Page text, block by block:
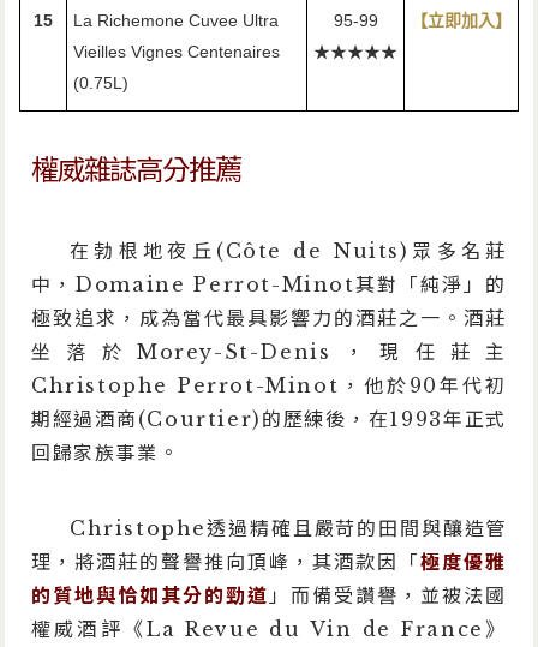
15
La Richemone Cuvee Ultra
Vieilles Vignes Centenaires
(0.75L)
95-99
★★★★★
【立即加入】
權威雜誌高分推薦
在勃根地夜丘(Côte de Nuits)眾多名莊
中，Domaine Perrot-Minot其對「純淨」的
極致追求，成為當代最具影響力的酒莊之一。酒莊
坐落於Morey-St-Denis，現任莊主
Christophe Perrot-Minot，他於90年代初
期經過酒商(Courtier)的歷練後，在1993年正式
回歸家族事業。
Christophe透過精確且嚴苛的田間與釀造管
理，將酒莊的聲譽推向頂峰，其酒款因「極度優雅
的質地與恰如其分的勁道 」而備受讚譽，並被法國
權威酒評《La Revue du Vin de France》